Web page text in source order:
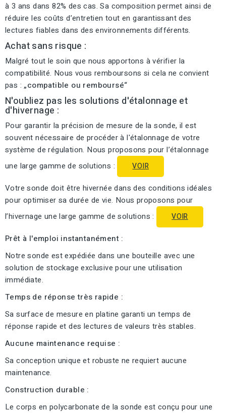
à 3 ans dans 82% des cas. Sa composition permet ainsi de
réduire les coûts d’entretien tout en garantissant des
lectures fiables dans des environnements différents.
Achat sans risque :
Malgré tout le soin que nous apportons à vérifier la
compatibilité. Nous vous remboursons si cela ne convient
pas :„compatible ou remboursé“
N'oubliez pas les solutions d'étalonnage et
d'hivernage :
Pour garantir la précision de mesure de la sonde, il est
souvent nécessaire de procéder à l'étalonnage de votre
système de régulation. Nous proposons pour l’étalonnage
une large gamme de solutions :
VOIR
Votre sonde doit être hivernée dans des conditions idéales
pour optimiser sa durée de vie. Nous proposons pour
l’hivernage une large gamme de solutions :
VOIR
Prêt à l'emploi instantanément :
Notre sonde est expédiée dans une bouteille avec une
solution de stockage exclusive pour une utilisation
immédiate.
Temps de réponse très rapide :
Sa surface de mesure en platine garanti un temps de
réponse rapide et des lectures de valeurs très stables.
Aucune maintenance requise :
Sa conception unique et robuste ne requiert aucune
maintenance.
Construction durable :
Le corps en polycarbonate de la sonde est conçu pour une